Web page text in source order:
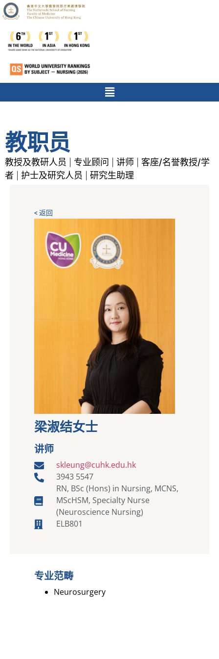
教职员
教授及教研人员 专业顾问 讲师
客座/名誉教授/学
者
护士及研究人员 研究生助理
< 返回
梁淑结女士
讲师
skleung@cuhk.edu.hk
3943 5547
RN, BSc (Hons) in Nursing, MCNS,
MScHSM, Specialty Nurse
(Neuroscience Nursing)
ELB801
专业范畴
Neurosurgery